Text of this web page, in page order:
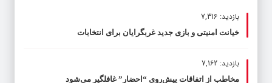
بازدید: 7,316
خیانت امنیتی و بازی جدید غربگرایان برای انتخابات
بازدید: 7,162
مخاطب از اتفاقات پیش‌روی “احضار” غافلگیر می‌شود